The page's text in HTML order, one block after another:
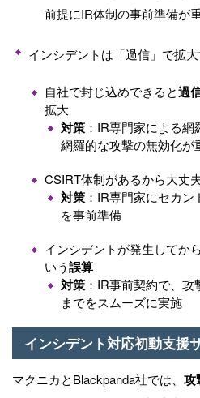
前提にIR体制の事前準備が
インシデントは「過信」で拡
自社で封じ込めできると過
拡大
対策 ：IR専門家による
網羅的な攻撃の無効化が
CSIRT体制があるから大丈
対策 ：IR専門家にセカ
を事前準備
インシデントが発生してから
いう誤算
対策 ：IR事前契約で、
までをスムーズに実施
インシデント対応初動支援
マクニカとBlackpanda社では、 攻